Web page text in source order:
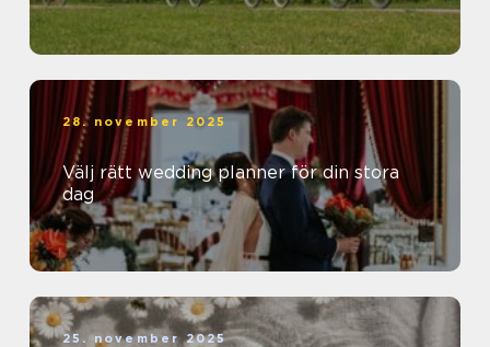
28. november 2025
Välj rätt wedding planner för din stora
dag
25. november 2025